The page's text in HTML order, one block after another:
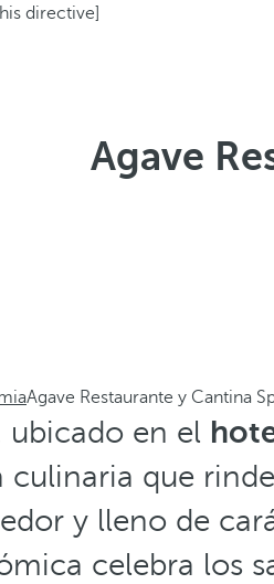
directive]
Agave
Agave Restaurante y Cantina
ubicado en el
culinaria que
y lleno de
celebra los